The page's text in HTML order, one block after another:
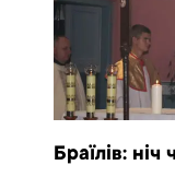
Браїлів: